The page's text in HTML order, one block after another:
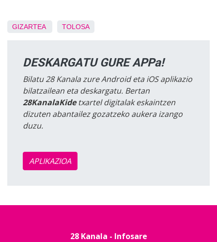
GIZARTEA TOLOSA
DESKARGATU GURE APPa!
Bilatu 28 Kanala zure Android eta iOS aplikazio
bilatzailean eta deskargatu. Bertan
28KanalaKidetxartel digitalak eskaintzen
dizuten abantailez gozatzeko aukera izango
duzu.
APLIKAZIOA
28 Kanala - Infosare